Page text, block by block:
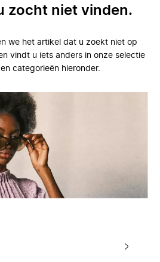
zocht niet vinden.
we het artikel dat u zoekt niet op
vindt u iets anders in onze selectie
categorieën hieronder.